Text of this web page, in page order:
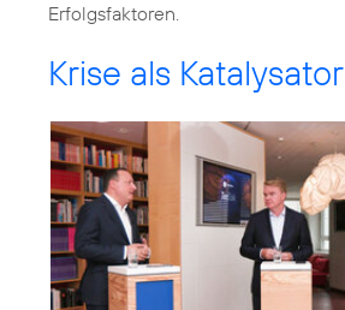
Krise als Katalysator